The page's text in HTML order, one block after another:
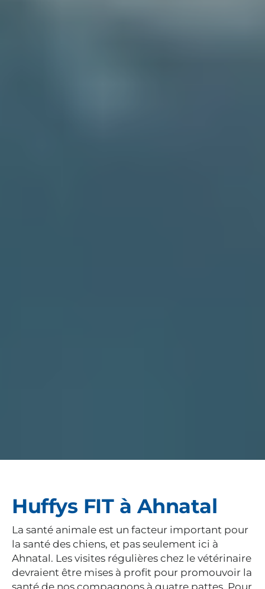
Huffys FIT à Ahnatal
La santé animale est un facteur important pour
la santé des chiens, et pas seulement ici à
Ahnatal. Les visites régulières chez le vétérinaire
devraient être mises à profit pour promouvoir la
santé de nos compagnons à quatre pattes. Pour